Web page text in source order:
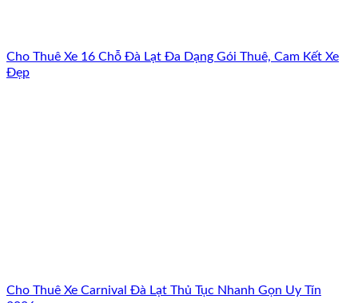
Cho Thuê Xe 16 Chỗ Đà Lạt Đa Dạng Gói Thuê, Cam Kết Xe
Đẹp
Cho Thuê Xe Carnival Đà Lạt Thủ Tục Nhanh Gọn Uy Tín